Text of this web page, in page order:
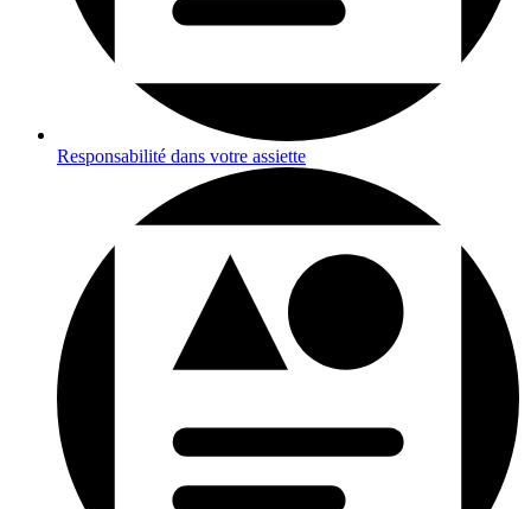
Responsabilité dans votre assiette